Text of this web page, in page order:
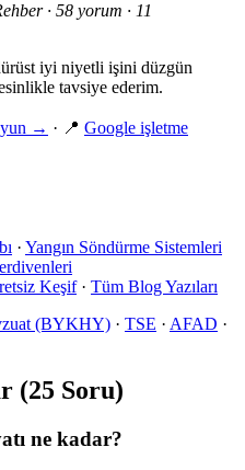
· 58 yorum · 11
iyi niyetli işini düzgün
tavsiye ederim.
→ · 📍 Google işletme
· Yangın Söndürme Sistemleri
Keşif· Tüm Blog Yazıları
(BYKHY) · TSE · AFAD ·
(25 Soru)
ne kadar?